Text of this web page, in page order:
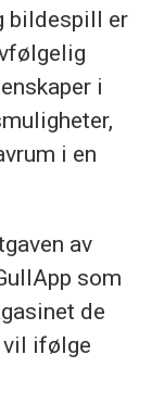
bildespill er
i
i en
av
som
de
vil ifølge